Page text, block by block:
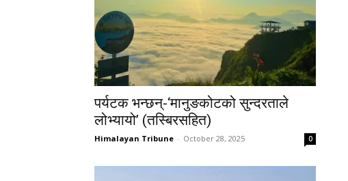
पर्यटक भन्छन्-‘मानुङकोटको सुन्दरताले
लोभ्यायो’ (तस्बिरसहित)
Himalayan Tribune - October 28, 2025 0